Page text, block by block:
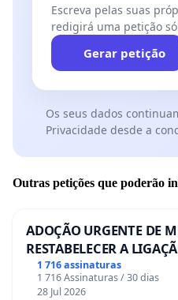
Escreva pelas suas
redigirá uma petição
Gerar petição
Os seus dados
Privacidade desde a
Outras petições que poderão
ADOÇÃO URGENTE DE
RESTABELECER A
1 716 assinaturas
1 716 Assinaturas / 30 dias
28 Jul 2026